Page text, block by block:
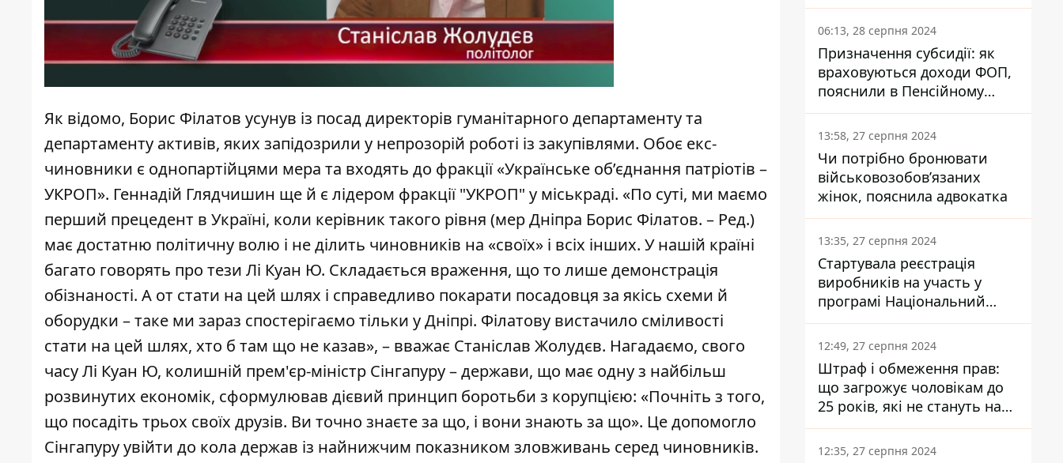
Як відомо, Борис Філатов усунув із посад директорів гуманітарного департаменту та
департаменту активів, яких запідозрили у непрозорій роботі із закупівлями. Обоє екс-
чиновники є однопартійцями мера та входять до фракції «Українське об’єднання патріотів –
УКРОП». Геннадій Глядчишин ще й є лідером фракції "УКРОП" у міськраді. «По суті, ми маємо
перший прецедент в Україні, коли керівник такого рівня (мер Дніпра Борис Філатов. – Ред.)
має достатню політичну волю і не ділить чиновників на «своїх» і всіх інших. У нашій країні
багато говорять про тези Лі Куан Ю. Складається враження, що то лише демонстрація
обізнаності. А от стати на цей шлях і справедливо покарати посадовця за якісь схеми й
оборудки – таке ми зараз спостерігаємо тільки у Дніпрі. Філатову вистачило сміливості
стати на цей шлях, хто б там що не казав», – вважає Станіслав Жолудєв. Нагадаємо, свого
часу Лі Куан Ю, колишній прем'єр-міністр Сінгапуру – держави, що має одну з найбільш
розвинутих економік, сформулював дієвий принцип боротьби з корупцією: «Почніть з того,
що посадіть трьох своїх друзів. Ви точно знаєте за що, і вони знають за що». Це допомогло
Сінгапуру увійти до кола держав із найнижчим показником зловживань серед чиновників.
заплатить кожен українець
06:13, 28 серпня 2024
Призначення субсидії: як
враховуються доходи ФОП,
пояснили в Пенсійному
фонді
13:58, 27 серпня 2024
Чи потрібно бронювати
військовозобов’язаних
жінок, пояснила адвокатка
13:35, 27 серпня 2024
Стартувала реєстрація
виробників на участь у
програмі Національний
кешбек: як це зробити
через портал Дія
12:49, 27 серпня 2024
Штраф і обмеження прав:
що загрожує чоловікам до
25 років, які не стануть на
військовий облік
12:35, 27 серпня 2024